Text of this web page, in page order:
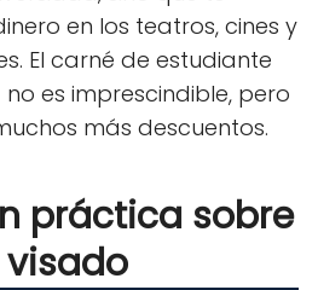
en los teatros, cines y
El carné de estudiante
es imprescindible, pero
más descuentos.
práctica sobre
visado